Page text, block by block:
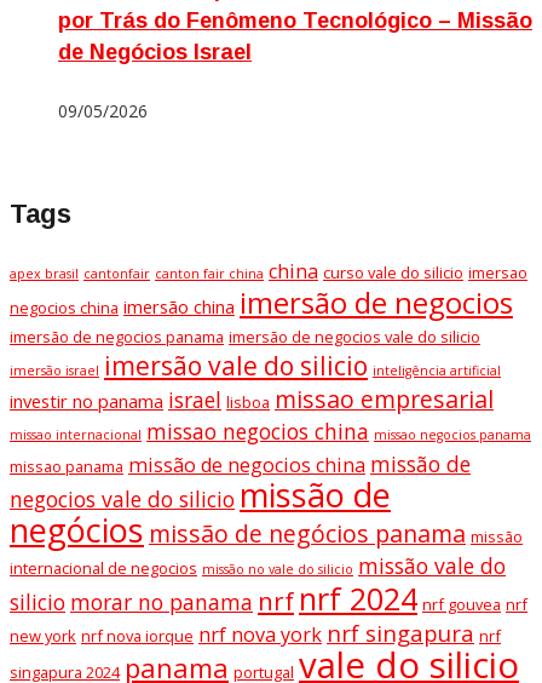
por Trás do Fenômeno Tecnológico – Missão
de Negócios Israel
09/05/2026
Tags
apex brasil cantonfair canton fair china china curso vale do silicio imersao
negocios china imersão china imersão de negocios
imersão de negocios panama imersão de negocios vale do silicio
imersão israel imersão vale do silicio inteligência artificial
investir no panama israel lisboa missao empresarial
missao internacional missao negocios china missao negocios panama
missao panama missão de negocios china missão de
negocios vale do silicio missão de
negócios missão de negócios panama missão
internacional de negocios missão no vale do silicio missão vale do
silicio morar no panama nrf nrf 2024 nrf gouvea nrf
new york nrf nova iorque nrf nova york nrf singapura nrf
singapura 2024 panama portugal vale do silicio